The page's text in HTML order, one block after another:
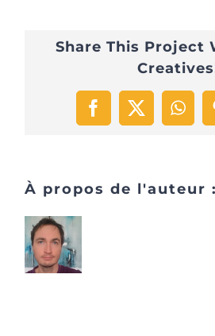
Share This Project
Facebook
X
À propos de l'auteur